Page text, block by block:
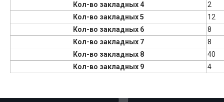
Кол-во закладных 4
2
Кол-во закладных 5
12
Кол-во закладных 6
8
Кол-во закладных 7
8
Кол-во закладных 8
40
Кол-во закладных 9
4